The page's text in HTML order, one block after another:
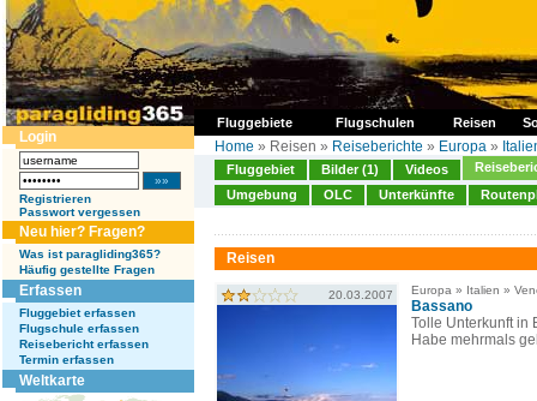
Fluggebiete Flugschulen Reisen
Login
Registrieren
Passwort vergessen
Neu hier? Fragen?
Was ist paragliding365?
Häufig gestellte Fragen
Erfassen
Fluggebiet erfassen
Flugschule erfassen
Reisebericht erfassen
Termin erfassen
Weltkarte
Home » Reisen » Reiseberichte » Europa »
Fluggebiet Bilder (1) Videos
Umgebung
OLC Unterkünfte
Reisen
20.03.2007 Europa » Italien »
Bassano
Tolle Unterkunft in
Habe mehrmals